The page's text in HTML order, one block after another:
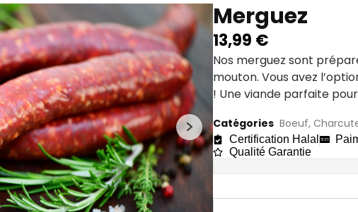
Merguez
13,99 €
Nos merguez sont
mouton. Vous avez l’
! Uneviande parfaite
Catégories Boeuf,
Certification Halal
Qualité Garantie